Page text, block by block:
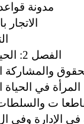
مدونة
الفصل 2: الحياة العامة
المرأة في
ت
في الإدارة وفي